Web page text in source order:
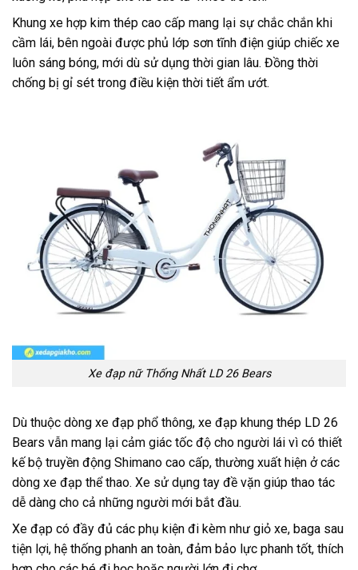
Khung xe hợp kim thép cao cấp mang lại sự chắc chắn khi
cầm lái, bên ngoài được phủ lớp sơn tĩnh điện giúp chiếc xe
luôn sáng bóng, mới dù sử dụng thời gian lâu. Đồng thời
chống bị gỉ sét trong điều kiện thời tiết ẩm ướt.
Xe đạp nữ Thống Nhất LD 26 Bears
Dù thuộc dòng xe đạp phổ thông, xe đạp khung thép LD 26
Bears vẫn mang lại cảm giác tốc độ cho người lái vì có thiết
kế bộ truyền động Shimano cao cấp, thường xuất hiện ở các
dòng xe đạp thể thao. Xe sử dụng tay đề vặn giúp thao tác
dễ dàng cho cả những người mới bắt đầu.
Xe đạp có đầy đủ các phụ kiện đi kèm như giỏ xe, baga sau
tiện lợi, hệ thống phanh an toàn, đảm bảo lực phanh tốt, thích